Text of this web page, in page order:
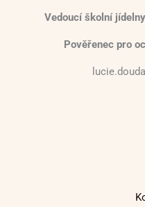
Vedoucí školní
Pověřenec pro